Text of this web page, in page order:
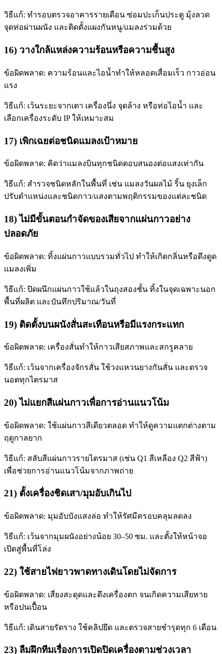
วิธีแก้: ทำรอบตรวจอาคารรายเดือน ซ่อมปะเก็นประตู มุ้งลวด
จุดท่อผ่านผนัง และติดตั้งแผงกันหนู/แมลงร่วมด้วย
16) วางใกล้แหล่งความร้อนหรือความชื้นสูง
ข้อผิดพลาด: ความร้อนและไอน้ำทำให้หลอดเสื่อมเร็ว กาวอ่อน
แรง
วิธีแก้: เว้นระยะจากเตา เครื่องนึ่ง จุดล้าง หรือท่อไอน้ำ และ
เลือกเครื่องระดับ IP ให้เหมาะสม
17) เพิกเฉยต่อชนิดแมลงเป้าหมาย
ข้อผิดพลาด: คิดว่าแมลงบินทุกชนิดตอบสนองต่อแสงเท่ากัน
วิธีแก้: สำรวจชนิดหลักในพื้นที่ เช่น แมลงวันผลไม้ ริ้น ยุงเล็ก
ปรับตำแหน่งและชนิดกาว/แสงตามพฤติกรรมของแต่ละชนิด
18) ไม่มีขั้นตอนกำจัดของเสียจากแผ่นกาวอย่าง
ปลอดภัย
ข้อผิดพลาด: ทิ้งแผ่นกาวแบบรวมทั่วไป ทำให้เกิดกลิ่นหรือดึงดูด
แมลงเพิ่ม
วิธีแก้: ปิดผนึกแผ่นกาวใช้แล้วในถุงสองชั้น ทิ้งในจุดเฉพาะนอก
พื้นที่ผลิต และบันทึกปริมาณ/วันที่
19) ติดตั้งบนผนังสั่นสะเทือนหรือมีแรงกระแทก
ข้อผิดพลาด: เครื่องสั่นทำให้กาวเสียสภาพและสกรูคลาย
วิธีแก้: เว้นจากเครื่องจักรสั่น ใช้วงแหวนยางกันสั่น และตรวจ
นอตทุกไตรมาส
20) ไม่แยกสีแผ่นกาวเพื่อการอ่านแนวโน้ม
ข้อผิดพลาด: ใช้แผ่นกาวสีเดียวตลอด ทำให้ดูความแตกต่างตาม
ฤดูกาลยาก
วิธีแก้: สลับสีแผ่นกาวรายไตรมาส (เช่น Q1 สีเหลือง Q2 สีฟ้า)
เพื่อช่วยการอ่านแนวโน้มจากภาพถ่าย
21) ตั้งเครื่องชิดเสา/มุมอับเกินไป
ข้อผิดพลาด: มุมอับบังแสงล่อ ทำให้รัศมีครอบคลุมลดลง
วิธีแก้: เว้นจากมุมผนังอย่างน้อย 30–50 ซม. และตั้งให้หน้าจอ
เปิดสู่พื้นที่โล่ง
22) ใช้สายไฟยาวพาดทางเดินโดยไม่จัดการ
ข้อผิดพลาด: เสี่ยงสะดุดและดึงเครื่องตก จนเกิดความเสียหาย
หรือปนเปื้อน
วิธีแก้: เดินสายรัดราง ใช้คลิปยึด และตรวจสายชำรุดทุก 6 เดือน
23) ลืมฝึกทีมเรื่องการเปิดปิดเครื่องตามช่วงเวลา